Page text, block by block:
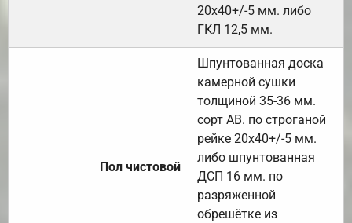
20х40+/-5 мм. либо
ГКЛ 12,5 мм.
Пол чистовой
Шпунтованная доска
камерной сушки
толщиной 35-36 мм.
сорт АВ. по строганой
рейке 20х40+/-5 мм.
либо шпунтованная
ДСП 16 мм. по
разряженной
обрешётке из